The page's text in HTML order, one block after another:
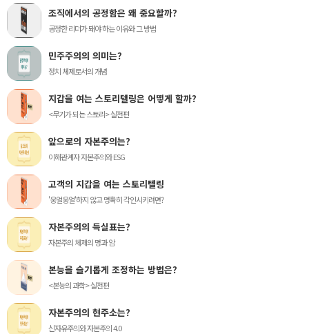
조직에서의 공정함은 왜 중요할까?
공정한 리더가 돼야 하는 이유와 그 방법
민주주의의 의미는?
정치 체제로서의 개념
지갑을 여는 스토리텔링은 어떻게 할까?
<무기가 되는 스토리> 실전편
앞으로의 자본주의는?
이해관계자 자본주의와 ESG
고객의 지갑을 여는 스토리텔링
'웅얼웅얼'하지 않고 명확히 각인시키려면?
자본주의의 득실표는?
자본주의 체제의 명과 암
본능을 슬기롭게 조정하는 방법은?
<본능의 과학> 실전편
자본주의의 현주소는?
신자유주의와 자본주의 4.0